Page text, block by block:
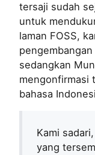
tersaji sudah
untuk
laman FOSS,
sedangkan
mengonfirmasi
bahasa
Kami
yang